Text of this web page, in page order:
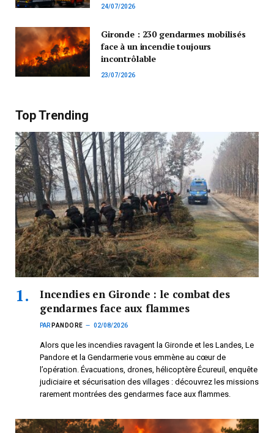
24/07/2026
Gironde : 230 gendarmes mobilisés
face à un incendie toujours
incontrôlable
23/07/2026
Top Trending
Incendies en Gironde : le combat des
gendarmes face aux flammes
PAR PANDORE 02/08/2026
Alors que les incendies ravagent la Gironde et les Landes, Le
Pandore et la Gendarmerie vous emmène au cœur de
l’opération. Évacuations, drones, hélicoptère Écureuil, enquête
judiciaire et sécurisation des villages : découvrez les missions
rarement montrées des gendarmes face aux flammes.